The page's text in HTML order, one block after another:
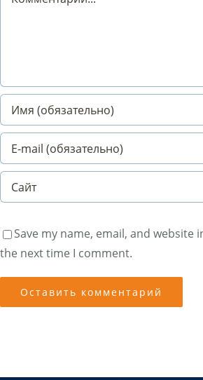
the next time I comment.